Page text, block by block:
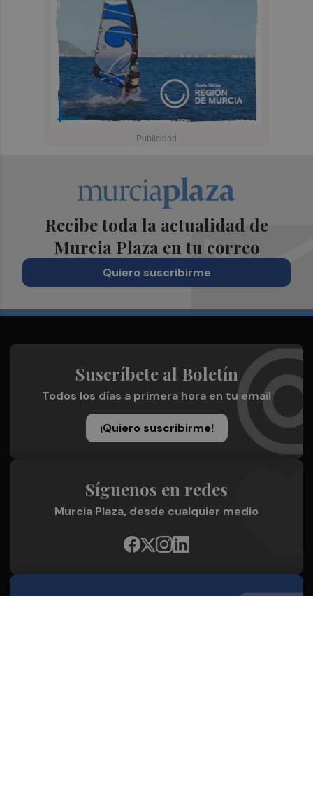
Recibe toda la actualidad de
Murcia Plaza en tu correo
Quiero suscribirme
Suscríbete al Boletín
Todos los días a primera hora en tu email
¡Quiero suscribirme!
Síguenos en redes
Murcia Plaza, desde cualquier medio